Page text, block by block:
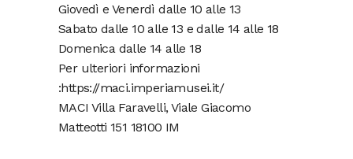
Giovedì e Venerdì dalle 10 alle 13
Sabato dalle 10 alle 13 e dalle 14 alle 18
Domenica dalle 14 alle 18
Per ulteriori informazioni
:https://maci.imperiamusei.it/
MACI Villa Faravelli, Viale Giacomo
Matteotti 151 18100 IM